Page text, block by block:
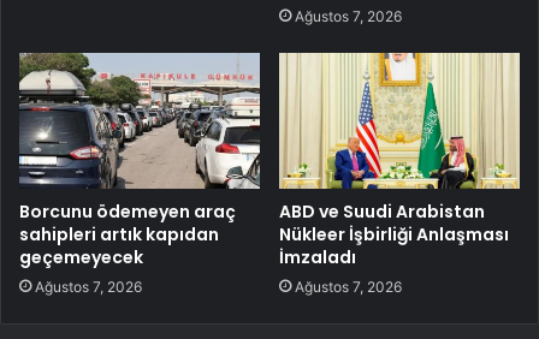
Ağustos 7, 2026
Borcunu ödemeyen araç
sahipleri artık kapıdan
geçemeyecek
Ağustos 7, 2026
ABD ve Suudi Arabistan
Nükleer İşbirliği Anlaşması
İmzaladı
Ağustos 7, 2026